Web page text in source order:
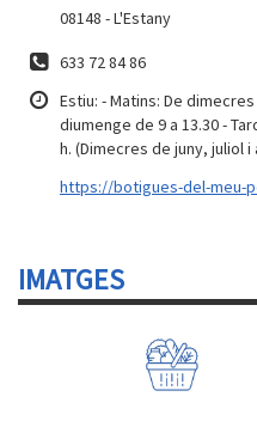
08148 - L'Estany
633 72 84 86
Estiu: - Matins: De
diumenge de 9 a 13.30 -
h. (Dimecres de juny, juliol i
https://botigues-del-meu-
IMATGES